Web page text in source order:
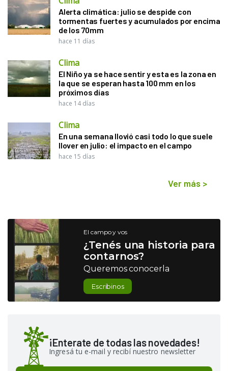
Alerta climática: julio se despide con
tormentas fuertes y acumulados por encima
de los 70mm
hace 11 días
Clima
El Niño ya se hace sentir y esta es la zona en
la que se esperan hasta 100 mm en los
próximos días
hace 14 días
Clima
En una semana llovió casi todo lo que suele
llover en julio: el impacto en el campo
hace 15 días
Ver más >
El campo y vos
¿Tenés una historia para
contarnos?
Queremos conocerla
Escribinos
¡Enterate de todas las novedades!
Ingresá tu e-mail y recibí nuestro newsletter